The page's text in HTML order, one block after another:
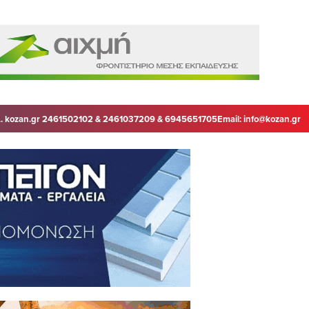
kozan.gr 2461502102 & 2461037209 & 6945651705Email:info@kozan.gr